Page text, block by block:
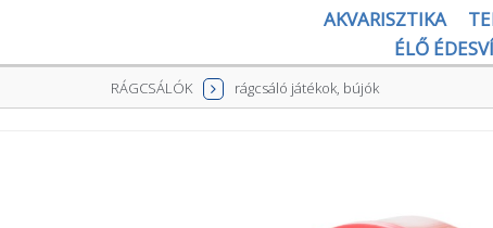
AKVARISZTIKA
ÉLŐ
RÁGCSÁLÓK rágcsáló játékok, bújók